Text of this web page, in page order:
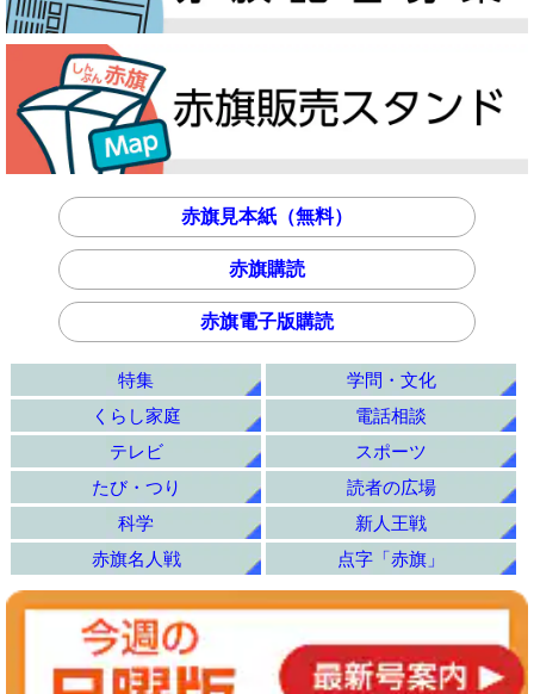
赤旗見本紙（無料）
赤旗購読
赤旗電子版購読
特集
学問・文化
くらし家庭
電話相談
テレビ
スポーツ
たび・つり
読者の広場
科学
新人王戦
赤旗名人戦
点字「赤旗」